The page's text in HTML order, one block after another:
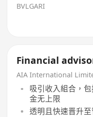
BVLGARI
Financial
吸引收入組合，
金无上限
透明且快速晋升